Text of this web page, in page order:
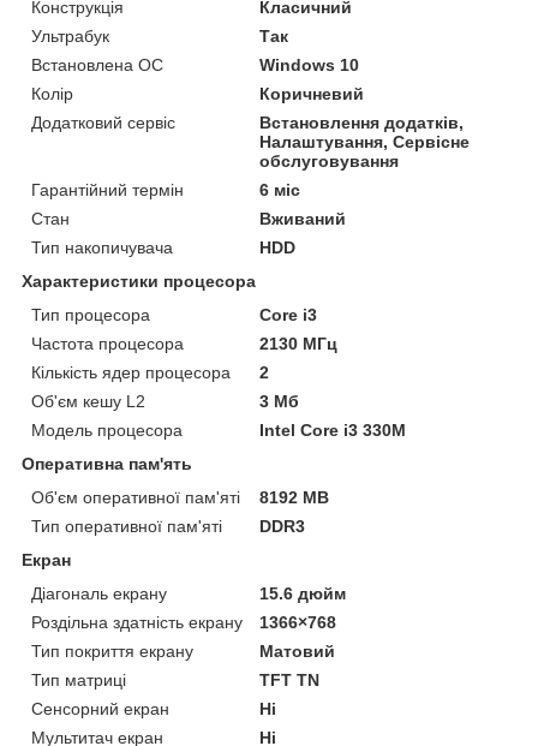
Конструкція
Класичний
Ультрабук
Так
Встановлена ОС
Windows 10
Колір
Коричневий
Додатковий сервіс
Встановлення додатків,
Налаштування, Сервісне
обслуговування
Гарантійний термін
6 міс
Стан
Вживаний
Тип накопичувача
HDD
Характеристики процесора
Тип процесора
Core i3
Частота процесора
2130 МГц
Кількість ядер процесора
2
Об'єм кешу L2
3 Мб
Модель процесора
Intel Core i3 330M
Оперативна пам'ять
Об'єм оперативної пам'яті
8192 MB
Тип оперативної пам'яті
DDR3
Екран
Діагональ екрану
15.6 дюйм
Роздільна здатність екрану
1366×768
Тип покриття екрану
Матовий
Тип матриці
TFT TN
Сенсорний екран
Ні
Мультитач екран
Ні